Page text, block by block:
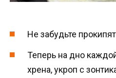
Не забудьте
Теперь на дно
хрена, укроп с